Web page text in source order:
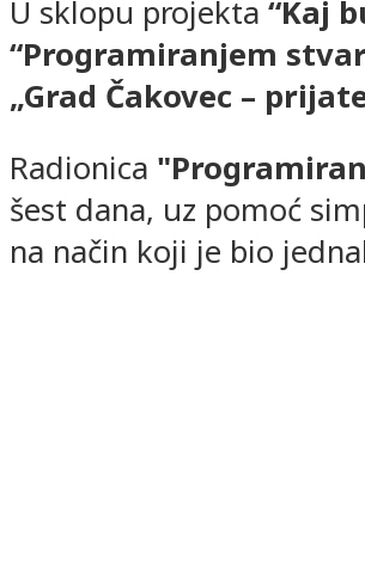
U sklopu projekta “Kaj
“Programiranjem
„Grad Čakovec –
Radionica
šest dana, uz pomoć
na način koji je bio